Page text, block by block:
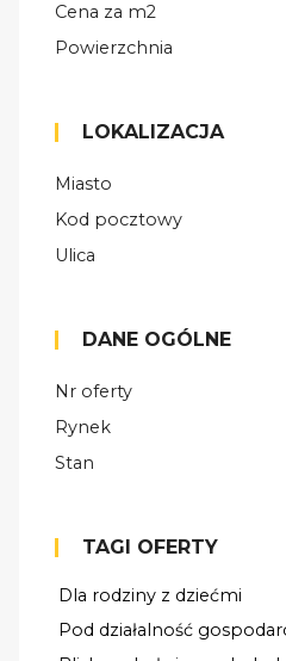
Cena za m2
Powierzchnia
LOKALIZACJA
Miasto
Kod pocztowy
Ulica
DANE OGÓLNE
Nr oferty
Rynek
Stan
TAGI OFERTY
Dla rodziny z dziećmi
Pod działalność